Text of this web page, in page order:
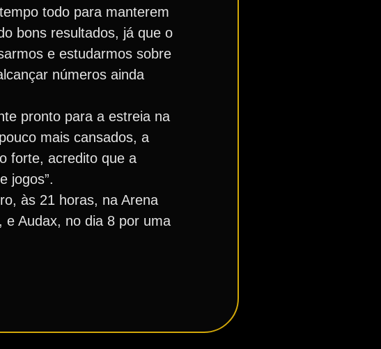
todo para manterem
bons resultados, já que o
e estudarmos sobre
números ainda
pronto para a estreia na
mais cansados, a
forte, acredito que a
jogos”.
às 21 horas, na Arena
e Audax, no dia 8 por uma